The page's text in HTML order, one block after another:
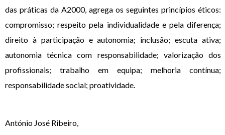
das práticas da A2000, agrega os seguintes princípios éticos:
compromisso; respeito pela individualidade e pela diferença;
direito à participação e autonomia; inclusão; escuta ativa;
autonomia técnica com responsabilidade; valorização dos
profissionais; trabalho em equipa; melhoria contínua;
responsabilidade social; proatividade.
António José Ribeiro,